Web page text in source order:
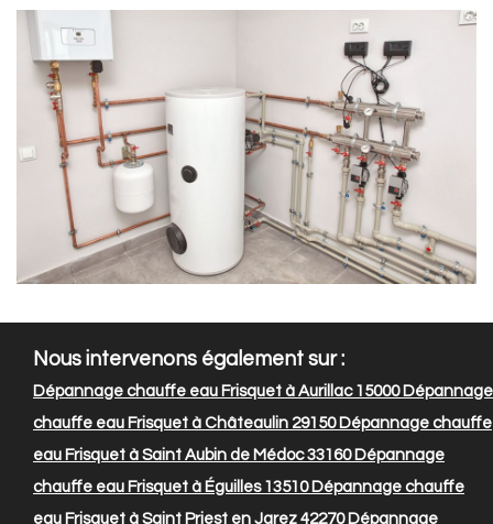
Nous intervenons également sur :
Dépannage chauffe eau Frisquet à Aurillac 15000Dépannage
chauffe eau Frisquet à Châteaulin 29150Dépannage chauffe
eau Frisquet à Saint Aubin de Médoc 33160Dépannage
chauffe eau Frisquet à Éguilles 13510Dépannage chauffe
eau Frisquet à Saint Priest en Jarez 42270Dépannage